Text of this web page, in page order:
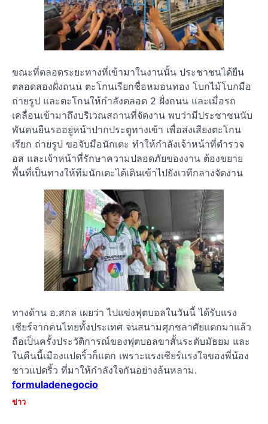
ขณะที่ตลอดระยะทางที่เข้ามาในงานนั้น ประชาชนได้ยืน
ตลอดสองฝั่งถนน ตะโกนเรียกชื่อหมอนทอง โบกไม้โบกมือ
ถ่ายรูป และตะโกนให้กำลังตลอด 2 ฝั่งถนน และเมื่อรถ
เคลื่อนเข้ามาถึงบริเวณสถานที่จัดงาน พบว่ามีประชาชนนับ
พันคนยืนรออยู่หน้าปากประตูทางเข้า เพื่อส่งเสียงตะโกน
เรียก ถ่ายรูป ขอจับมือนักเตะ ทำให้กำลังเจ้าหน้าที่ตำรวจ
อส และเจ้าหน้าที่รักษาความปลอดภัยของงาน ต้องขยาย
พื้นที่เป็นทางให้ทีมนักเตะได้เดินเข้าไปยังเวทีกลางจัดงาน
ทางด้าน อ.สกล เผยว่า ไปแข่งฟุตบอลในวันนี้ ได้รับแรง
เชียร์จากคนไทยทั้งประเทศ จนสนามศุภชลาศัยแตกมาแล้ว
ถือเป็นครั้งประวัติการณ์ของฟุตบอลขาสั้นระดับมัธยม และ
ในคืนนี้เมืองแปดริ้วก็แตก เพราะแรงเชียร์แรงใจของพี่น้อง
ชาวแปดริ้ว ที่มาให้กำลังใจกันอย่างล้นหลาม.
formuladenegocio
ข่าว